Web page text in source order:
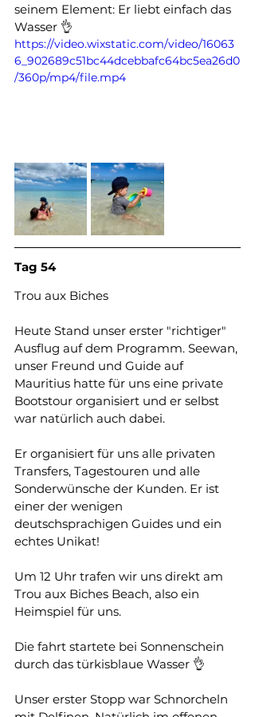
seinem Element: Er liebt einfach das
Wasser 👌
https://video.wixstatic.com/video/16063
6_902689c51bc44dcebbafc64bc5ea26d0
/360p/mp4/file.mp4
Tag 54
Trou aux Biches
Heute Stand unser erster "richtiger"
Ausflug auf dem Programm. Seewan,
unser Freund und Guide auf
Mauritius hatte für uns eine private
Bootstour organisiert und er selbst
war natürlich auch dabei.
Er organisiert für uns alle privaten
Transfers, Tagestouren und alle
Sonderwünsche der Kunden. Er ist
einer der wenigen
deutschsprachigen Guides und ein
echtes Unikat!
Um 12 Uhr trafen wir uns direkt am
Trou aux Biches Beach, also ein
Heimspiel für uns.
Die fahrt startete bei Sonnenschein
durch das türkisblaue Wasser 👌
Unser erster Stopp war Schnorcheln